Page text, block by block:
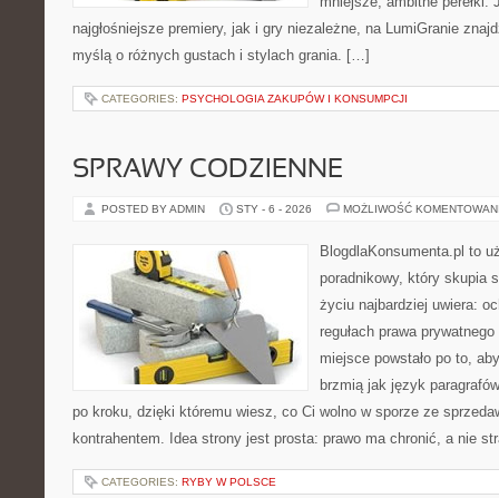
najgłośniejsze premiery, jak i gry niezależne, na LumiGranie
myślą o różnych gustach i stylach grania. […]
CATEGORIES: PSYCHOLOGIA ZAKUPÓW I KONSUMPCJI
SPRAWY CODZIENNE
POSTED BY ADMIN STY - 6 - 2026 MOŻLIWOŚĆ
BlogdlaKonsumenta.pl to
poradnikowy, który skupia
życiu najbardziej uwiera:
regułach prawa
miejsce powstało po to,
brzmią jak język
po kroku, dzięki któremu wiesz, co Ci wolno w sporze ze
kontrahentem. Idea strony jest prosta: prawo ma chronić, a nie
CATEGORIES: RYBY W POLSCE